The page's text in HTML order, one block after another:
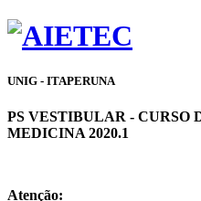
UNIG - ITAPERUNA
PS VESTIBULAR - CURSO
MEDICINA 2020.1
Atenção: